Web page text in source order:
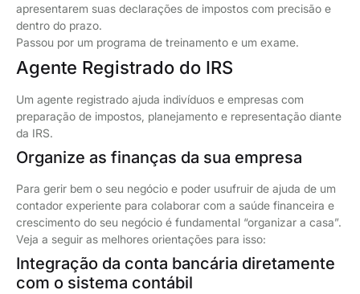
apresentarem suas declarações de impostos com precisão e
dentro do prazo.
Passou por um programa de treinamento e um exame.
Agente Registrado do IRS
Um agente registrado ajuda indivíduos e empresas com
preparação de impostos, planejamento e representação diante
da IRS.
Organize as finanças da sua empresa
Para gerir bem o seu negócio e poder usufruir de ajuda de um
contador experiente para colaborar com a saúde financeira e
crescimento do seu negócio é fundamental “organizar a casa”.
Veja a seguir as melhores orientações para isso:
Integração da conta bancária diretamente
com o sistema contábil